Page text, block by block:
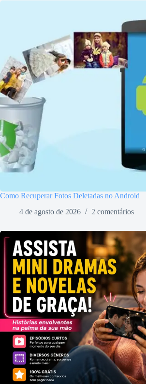
Como Recuperar Fotos Deletadas no Android
4 de agosto de 2026
2 comentários